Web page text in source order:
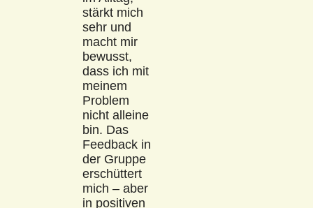
stärkt mich
sehr und
macht mir
bewusst,
dass ich mit
meinem
Problem
nicht alleine
bin. Das
Feedback in
der Gruppe
erschüttert
mich – aber
in positiven